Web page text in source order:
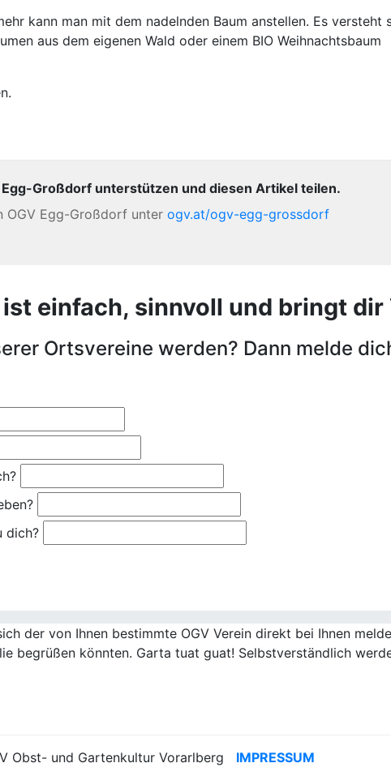
kann man mit dem nadelnden Baum anstellen. Es versteht
aus dem eigenen Wald oder einem BIO Weihnachtsbaum
Großdorf unterstützen und diesen Artikel teilen.
OGV Egg-Großdorf unter ogv.at/ogv-egg-grossdorf
einfach, sinnvoll und bringt
Ortsvereine werden? Dann melde
dich?
der von Ihnen bestimmte OGV Verein direkt bei Ihnen
begrüßen könnten. Garta tuat guat! Selbstverständlich
Obst- und Gartenkultur Vorarlberg IMPRESSUM